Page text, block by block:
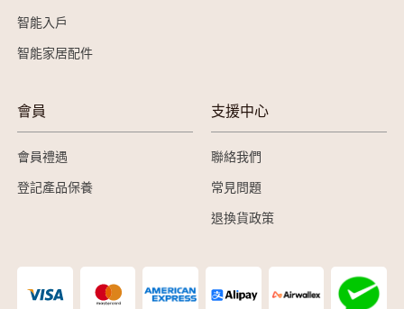
智能入戶
智能家居配件
會員
會員禮遇
登記產品保養
支援中心
聯絡我們
常見問題
退換貨政策